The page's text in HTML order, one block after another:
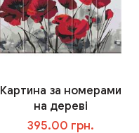
Картина за номерами
на дереві
395.00 грн.